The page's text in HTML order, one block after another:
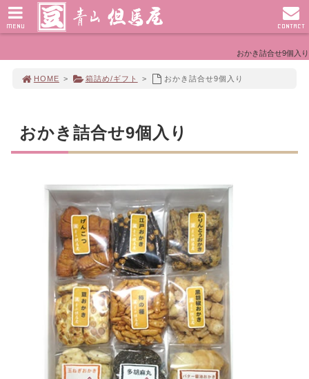
おかき詰合せ9個入り
HOME > 箱詰め/ギフト > おかき詰合せ9個入り
おかき詰合せ9個入り
MENU CONTACT